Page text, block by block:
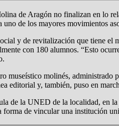
de Aragón no finalizan en lo
uno de los mayores movimientos
y de revitalización que tiene el
con 180 alumnos. “Esto
museístico molinés, administrado
editorial y, también, puso en
de la UNED de la localidad, en
forma de vincular una institución